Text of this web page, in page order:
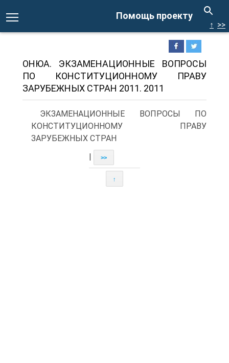
Помощь проекту
↑ >>
ОНЮА. ЭКЗАМЕНАЦИОННЫЕ ВОПРОСЫ
ПО КОНСТИТУЦИОННОМУ ПРАВУ
ЗАРУБЕЖНЫХ СТРАН 2011. 2011
ЭКЗАМЕНАЦИОННЫЕ ВОПРОСЫ ПО
КОНСТИТУЦИОННОМУ ПРАВУ
ЗАРУБЕЖНЫХ СТРАН
>>
↑